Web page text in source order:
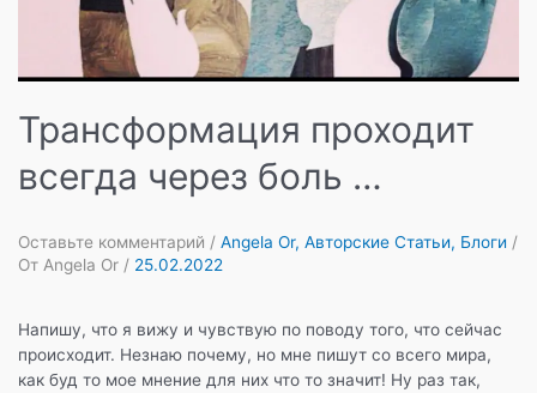
Трансформация проходит
всегда через боль …
Оставьте комментарий / Angela Or, Авторские Статьи, Блоги /
От Angela Or / 25.02.2022
Напишу, что я вижу и чувствую по поводу того, что сейчас
происходит. Незнаю почему, но мне пишут со всего мира,
как буд то мое мнение для них что то значит! Ну раз так,